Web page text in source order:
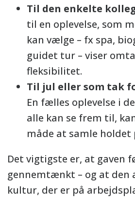
Til den enkelte
til en oplevelse, som
kan vælge – fx spa,
guidet tur – viser
fleksibilitet.
Til jul eller som tak
En fælles oplevelse i
alle kan se frem til,
måde at samle holdet
Det vigtigste er, at gaven
gennemtænkt – og at den
kultur, der er på